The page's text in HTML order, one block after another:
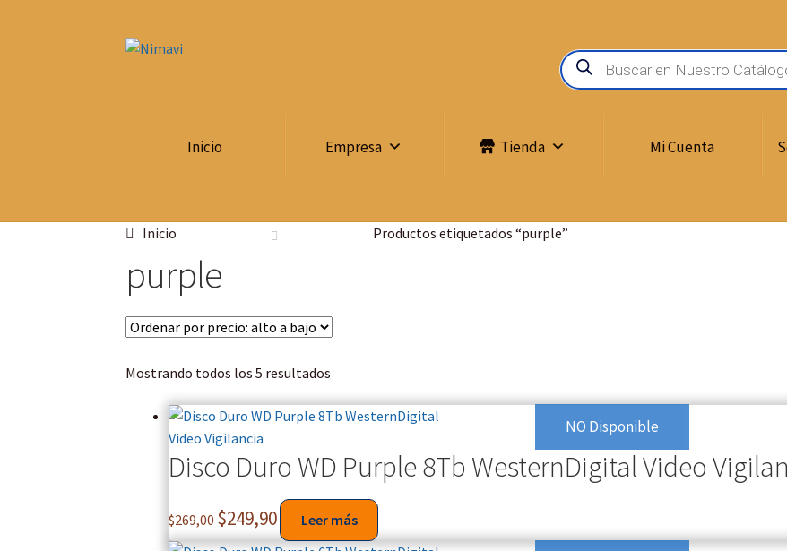
Inicio Empresa Tienda Mi Cuenta
Inicio Productos etiquetados “purple”
purple
Mostrando todos los 5 resultados
NO Disponible
Disco Duro WD Purple 8Tb WesternDigital Video
$269,00 $249,90 Leer más